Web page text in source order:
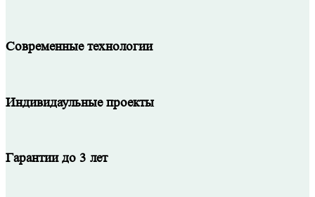
Современные технологии
Индивидаульные проекты
Гарантии до 3 лет